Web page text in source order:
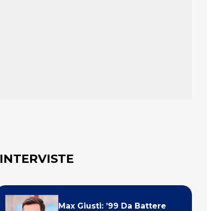
INTERVISTE
Max Giusti: ’99 Da Battere